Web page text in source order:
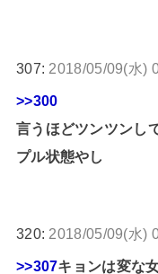
307: 2018/05/09(水)
>>300
言うほどツンツンし
プル状態やし
320: 2018/05/09(水)
>>307キョンは変な